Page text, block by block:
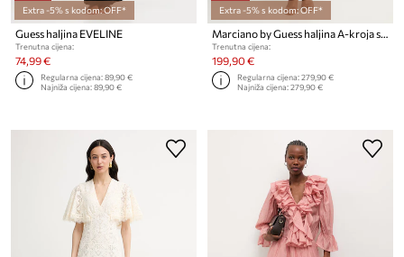
Extra -5% s kodom: OFF*
Guess haljina EVELINE
Trenutna cijena:
74,99 €
Regularna cijena:89,90 €
Najniža cijena:89,90 €
Extra -5% s kodom: OFF*
Marciano by Guess haljina A-kroja s lyocellom KAT
Trenutna cijena:
199,90 €
Regularna cijena:279,90 €
Najniža cijena:279,90 €